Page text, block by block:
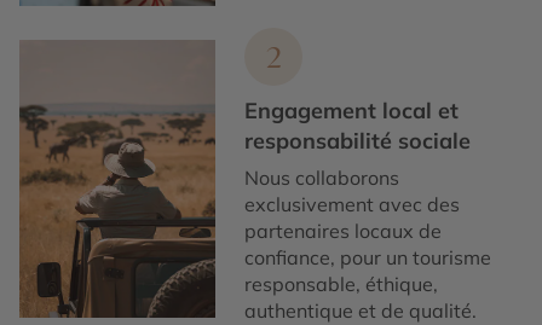
2
Engagement local et
responsabilité sociale
Nous collaborons
exclusivement avec des
partenaires locaux de
confiance, pour un tourisme
responsable, éthique,
authentique et de qualité.